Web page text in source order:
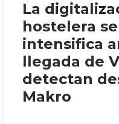
La
hostelera se
intensifica
llegada de
detectan
Makro